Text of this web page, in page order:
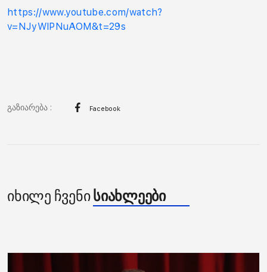
https://www.youtube.com/watch?
v=NJyWlPNuAOM&t=29s
გაზიარება : Facebook
იხილე ჩვენისიახლეები